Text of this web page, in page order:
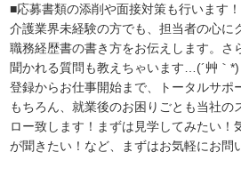
■応募書類の添削や面接対策も行います！
介護業界未経験の方でも、担当者の心に
職務経歴書の書き方をお伝えします。さ
聞かれる質問も教えちゃいます…(´艸｀*)
登録からお仕事開始まで、トータルサポ
もちろん、就業後のお困りごとも当社の
ロー致します！まずは見学してみたい！
が聞きたい！など、まずはお気軽にお問